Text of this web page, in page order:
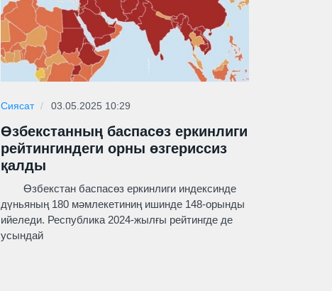
Сиясат 03.05.2025 10:29
Өзбекстанның баспасөз еркинлиги
рейтингиндеги орны өзгериссиз
қалды
Өзбекстан баспасөз еркинлиги индексинде
дүньяның 180 мәмлекетиниң ишинде 148-орынды
ийеледи. Республика 2024-жылғы рейтингде де
усындай